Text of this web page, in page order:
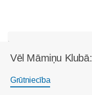
Vēl Māmiņu Klubā:
Grūtniecība